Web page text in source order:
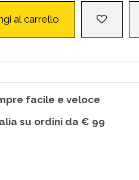
al carrello
facile e veloce
su ordini da € 99